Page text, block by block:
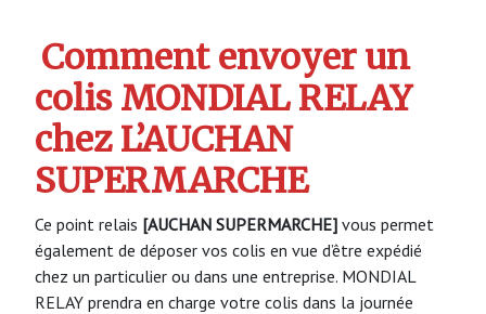
Comment envoyer un
colis MONDIAL RELAY
chez L’AUCHAN
SUPERMARCHE
Ce point relais [AUCHAN SUPERMARCHE] vous permet
également de déposer vos colis en vue d’être expédié
chez un particulier ou dans une entreprise. MONDIAL
RELAY prendra en charge votre colis dans la journée